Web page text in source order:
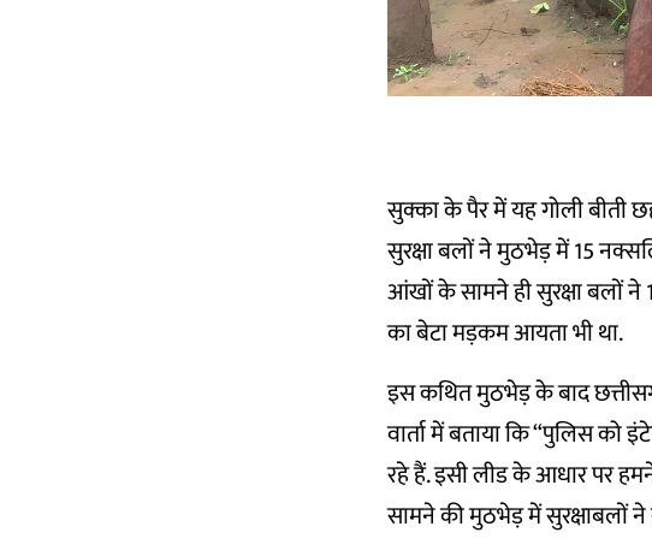
सुक्का के पैर में यह गोली बीती
सुरक्षा बलों ने मुठभेड़ में 15
आंखों के सामने ही सुरक्षा बलों ने
का बेटा मड़कम आयता भी था.
इस कथित मुठभेड़ के बाद
वार्ता में बताया कि “पुलिस
रहे हैं. इसी लीड के आधार पर
सामने की मुठभेड़ में सुरक्षाबलों